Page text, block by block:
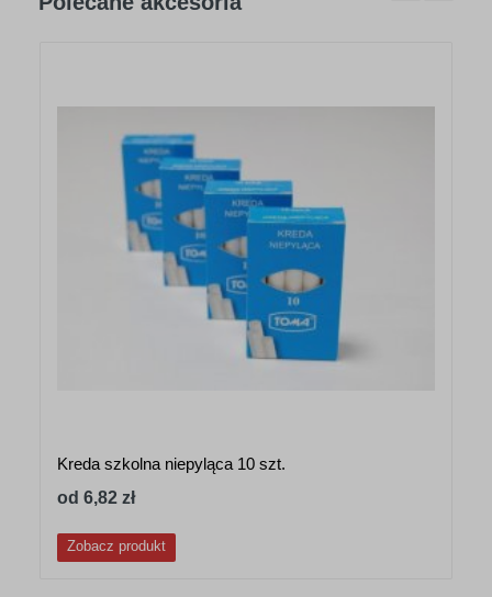
Kreda szkolna niepyląca 10 szt.
od 6,82 zł
Zobacz produkt